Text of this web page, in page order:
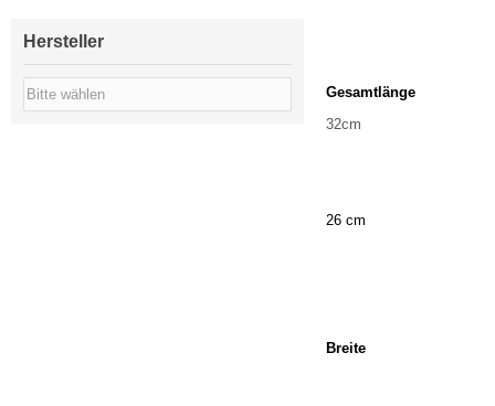
Gesamtlänge
32cm
26 cm
Breite
Hersteller